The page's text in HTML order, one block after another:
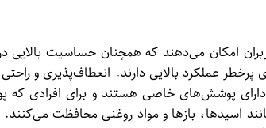
امکان می‌دهند که همچنان حساسیت
پرخطر عملکرد بالایی دارند.
پوشش‌های خاصی هستند و برای افرادی که
اسیدها، بازها و مواد روغنی محافظت